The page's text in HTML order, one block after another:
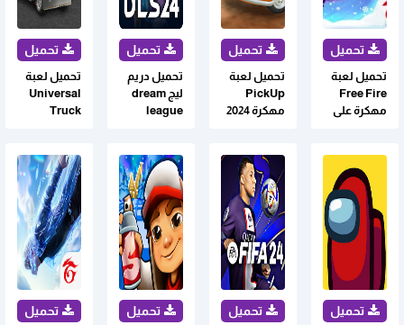
تحميل لعبة
Free Fire
مهكرة على
تحميل لعبة
PickUp
مهكرة 2024
تحميل دريم
ليج dream
league
للاندرويد
تحميل لعبة
Universal
Truck
اصدار